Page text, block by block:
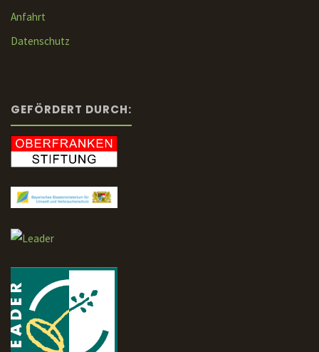
Anfahrt
Datenschutz
GEFÖRDERT DURCH: